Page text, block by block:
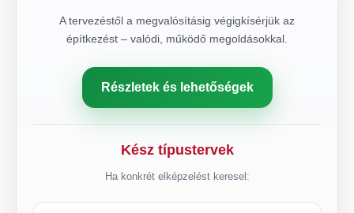
A tervezéstől a megvalósításig végigkísérjük az
építkezést – valódi, működő megoldásokkal.
Részletek és lehetőségek
Kész típustervek
Ha konkrét elképzelést keresel: